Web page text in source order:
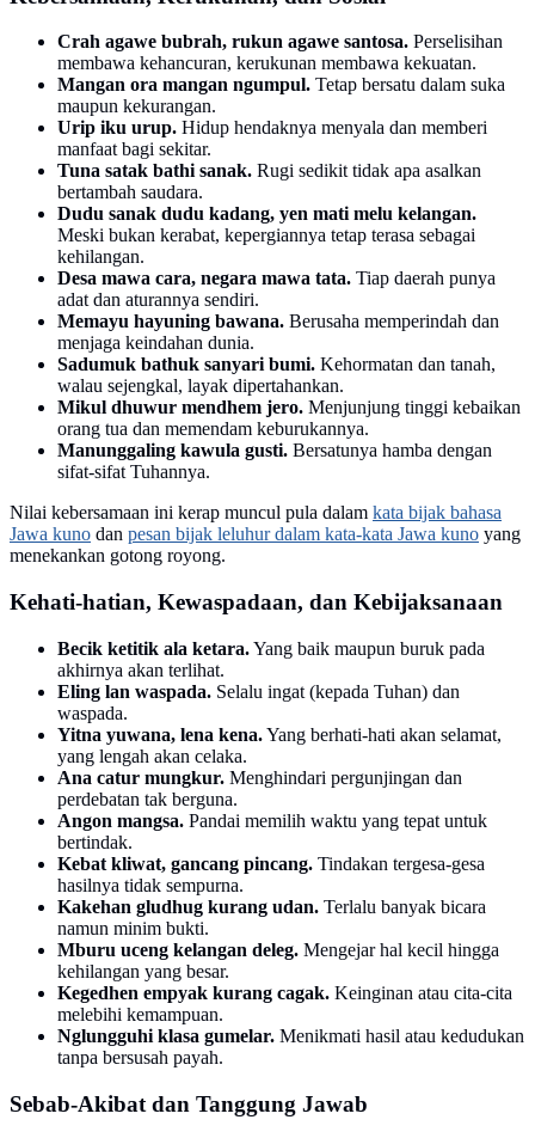
Crah agawe bubrah, rukun agawe santosa. Perselisihan
membawa kehancuran, kerukunan membawa kekuatan.
Mangan ora mangan ngumpul. Tetap bersatu dalam suka
maupun kekurangan.
Urip iku urup. Hidup hendaknya menyala dan memberi
manfaat bagi sekitar.
Tuna satak bathi sanak. Rugi sedikit tidak apa asalkan
bertambah saudara.
Dudu sanak dudu kadang, yen mati melu kelangan.
Meski bukan kerabat, kepergiannya tetap terasa sebagai
kehilangan.
Desa mawa cara, negara mawa tata. Tiap daerah punya
adat dan aturannya sendiri.
Memayu hayuning bawana. Berusaha memperindah dan
menjaga keindahan dunia.
Sadumuk bathuk sanyari bumi. Kehormatan dan tanah,
walau sejengkal, layak dipertahankan.
Mikul dhuwur mendhem jero. Menjunjung tinggi kebaikan
orang tua dan memendam keburukannya.
Manunggaling kawula gusti. Bersatunya hamba dengan
sifat-sifat Tuhannya.
Nilai kebersamaan ini kerap muncul pula dalam kata bijak bahasa
Jawa kuno dan pesan bijak leluhur dalam kata-kata Jawa kuno yang
menekankan gotong royong.
Kehati-hatian, Kewaspadaan, dan Kebijaksanaan
Becik ketitik ala ketara.Yang baik maupun buruk pada
akhirnya akan terlihat.
Eling lan waspada. Selalu ingat (kepada Tuhan) dan
waspada.
Yitna yuwana, lena kena.Yang berhati-hati akan selamat,
yang lengah akan celaka.
Ana catur mungkur. Menghindari pergunjingan dan
perdebatan tak berguna.
Angon mangsa. Pandai memilih waktu yang tepat untuk
bertindak.
Kebat kliwat, gancang pincang. Tindakan tergesa-gesa
hasilnya tidak sempurna.
Kakehan gludhug kurang udan. Terlalu banyak bicara
namun minim bukti.
Mburu uceng kelangan deleg. Mengejar hal kecil hingga
kehilangan yang besar.
Kegedhen empyak kurang cagak. Keinginan atau cita-cita
melebihi kemampuan.
Nglungguhi klasa gumelar. Menikmati hasil atau kedudukan
tanpa bersusah payah.
Sebab-Akibat dan Tanggung Jawab